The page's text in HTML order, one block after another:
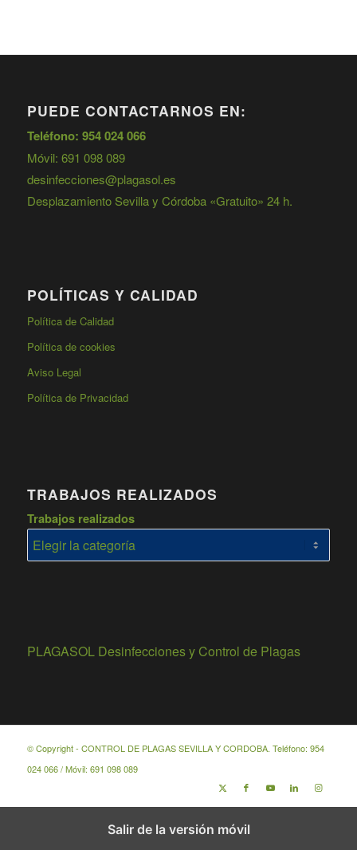
PUEDE CONTACTARNOS EN:
Teléfono: 954 024 066
Móvil: 691 098 089
desinfecciones@plagasol.es
Desplazamiento Sevilla y Córdoba «Gratuito» 24 h.
POLÍTICAS Y CALIDAD
Política de Calidad
Política de cookies
Aviso Legal
Política de Privacidad
TRABAJOS REALIZADOS
Trabajos realizados
PLAGASOL Desinfecciones y Control de Plagas
© Copyright - CONTROL DE PLAGAS SEVILLA Y CORDOBA. Teléfono: 954
024 066/ Móvil: 691 098 089
Salir de la versión móvil